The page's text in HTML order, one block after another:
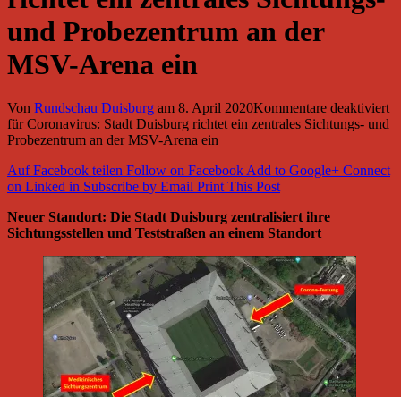
und Probezentrum an der
MSV-Arena ein
Von Rundschau Duisburg am 8. April 2020Kommentare deaktiviert
für Coronavirus: Stadt Duisburg richtet ein zentrales Sichtungs- und
Probezentrum an der MSV-Arena ein
Auf Facebook teilen Follow on FacebookAdd to Google+ Connect
on Linked in Subscribe by Email Print This Post
Neuer Standort: Die Stadt Duisburg zentralisiert ihre
Sichtungsstellen und Teststraßen an einem Standort